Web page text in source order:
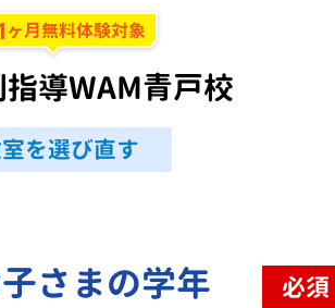
1ヶ月無料体験対象
導WAM青戸校
を選び直す
さまの学年 必須